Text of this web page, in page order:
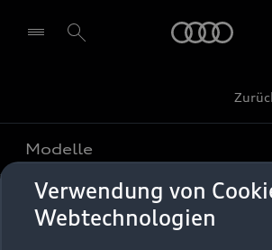
Modelle
Alle Modelle
Kaufen & leasen
Verwendung von
Webtechnologien